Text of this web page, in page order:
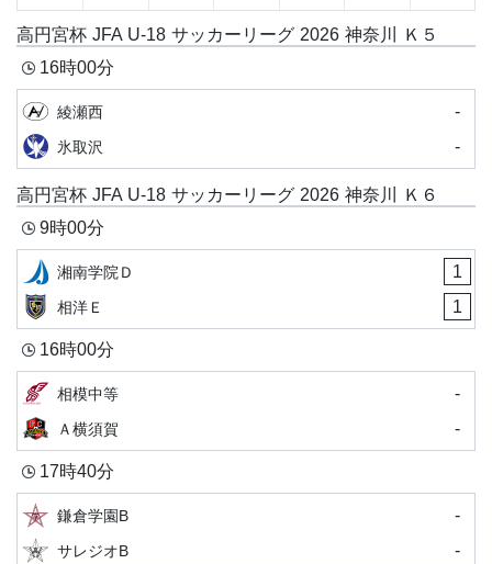
高円宮杯 JFA U-18 サッカーリーグ 2026 神奈川 Ｋ５
16時00分
綾瀬西
氷取沢
-
-
高円宮杯 JFA U-18 サッカーリーグ 2026 神奈川 Ｋ６
9時00分
湘南学院Ｄ
相洋Ｅ
1
1
16時00分
相模中等
Ａ横須賀
-
-
17時40分
鎌倉学園B
サレジオB
-
-